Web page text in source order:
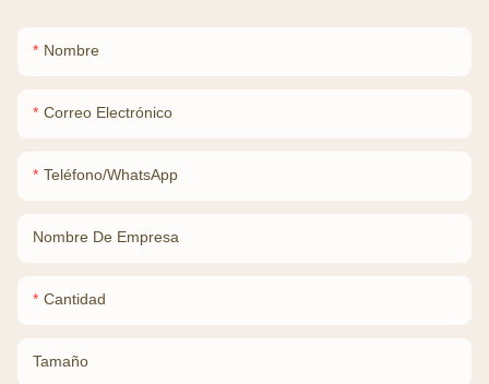
Nombre
Correo Electrónico
Teléfono/WhatsApp
Nombre De Empresa
Cantidad
Tamaño